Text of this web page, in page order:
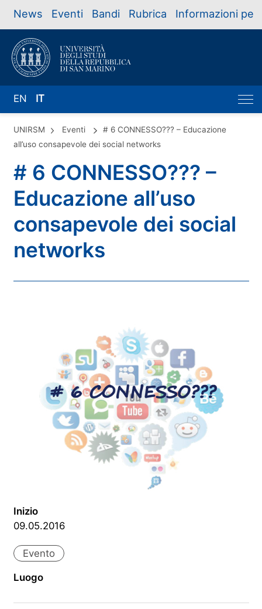
News Eventi Bandi Rubrica Informazioni per
EN IT
UNIRSM Eventi
# 6 CONNESSO??? – Educazione
all’uso consapevole dei social networks
# 6 CONNESSO??? –
Educazione all’uso
consapevole dei social
networks
Inizio
09.05.2016
Evento
Luogo